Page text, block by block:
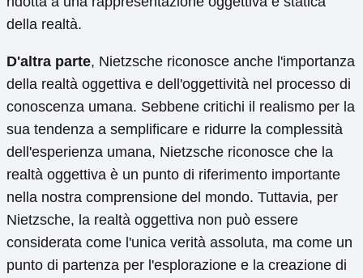
della realtà.
D'altra parte, Nietzsche riconosce anche l'importanza
della realtà oggettiva e dell'oggettività nel processo di
conoscenza umana. Sebbene critichi il realismo per la
sua tendenza a semplificare e ridurre la complessità
dell'esperienza umana, Nietzsche riconosce che la
realtà oggettiva è un punto di riferimento importante
nella nostra comprensione del mondo. Tuttavia, per
Nietzsche, la realtà oggettiva non può essere
considerata come l'unica verità assoluta, ma come un
punto di partenza per l'esplorazione e la creazione di